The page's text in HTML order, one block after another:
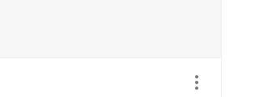
Visa/dölj